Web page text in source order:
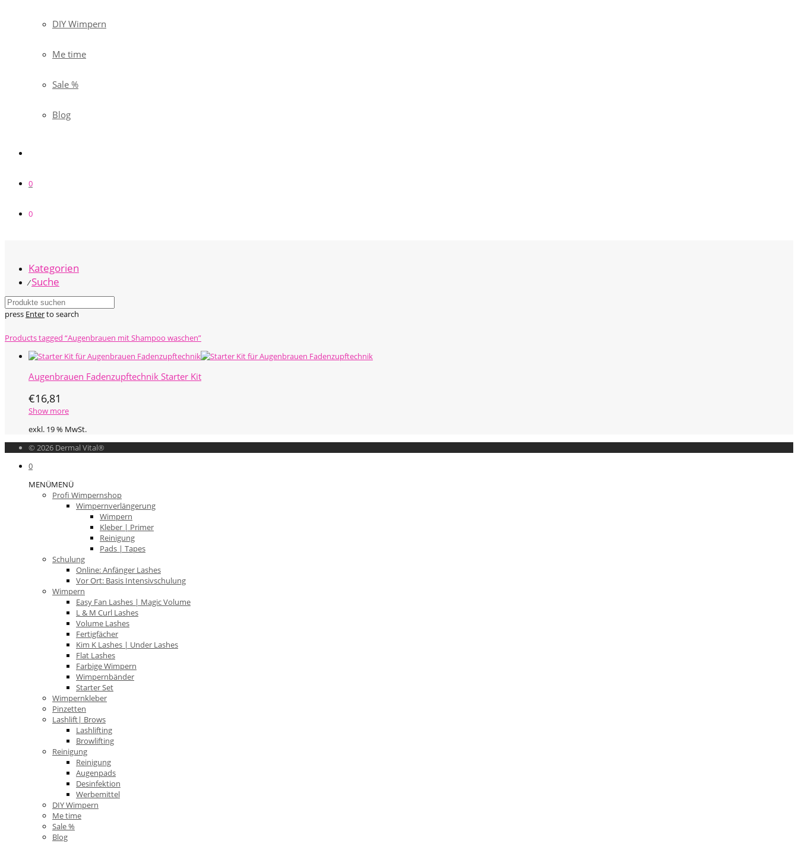
DIY Wimpern
Me time
Sale %
Blog
0
0
Kategorien
⁄ Suche
press Enterto search
Products tagged “Augenbrauen mit Shampoo waschen”
Augenbrauen Fadenzupftechnik Starter Kit
€16,81
Show more
exkl. 19 % MwSt.
© 2026 Dermal Vital®
0
MENÜMENÜ
Profi Wimpernshop
Wimpernverlängerung
Wimpern
Kleber | Primer
Reinigung
Pads | Tapes
Schulung
Online: Anfänger Lashes
Vor Ort: Basis Intensivschulung
Wimpern
Easy Fan Lashes | Magic Volume
L & M Curl Lashes
Volume Lashes
Fertigfächer
Kim K Lashes | Under Lashes
Flat Lashes
Farbige Wimpern
Wimpernbänder
Starter Set
Wimpernkleber
Pinzetten
Lashlift| Brows
Lashlifting
Browlifting
Reinigung
Reinigung
Augenpads
Desinfektion
Werbemittel
DIY Wimpern
Me time
Sale %
Blog